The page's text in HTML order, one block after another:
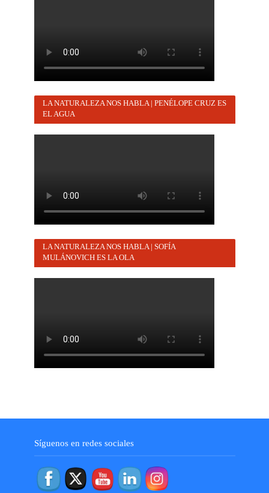
LA NATURALEZA NOS HABLA | PENÉLOPE CRUZ ES
EL AGUA
LA NATURALEZA NOS HABLA | SOFÍA
MULÁNOVICH ES LA OLA
Síguenos en redes sociales